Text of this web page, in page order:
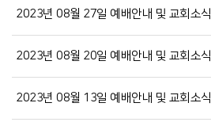
2023년 08월 27일 예배안내 및 교회소식
2023년 08월 20일 예배안내 및 교회소식
2023년 08월 13일 예배안내 및 교회소식